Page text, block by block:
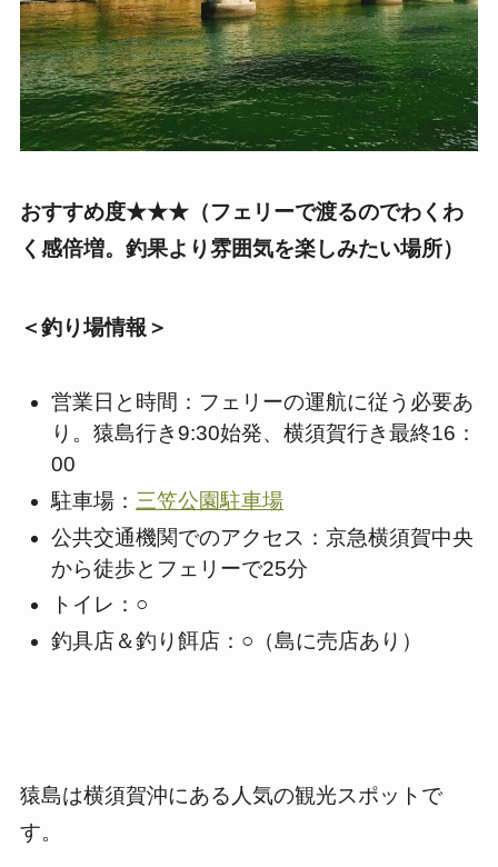
おすすめ度★★★（フェリーで渡るのでわくわ
く感倍増。釣果より雰囲気を楽しみたい場所）
＜釣り場情報＞
営業日と時間：フェリーの運航に従う必要あ
り。猿島行き9:30始発、横須賀行き最終16：
00
駐車場： 三笠公園駐車場
公共交通機関でのアクセス：京急横須賀中央
から徒歩とフェリーで25分
トイレ：○
釣具店＆釣り餌店：○（島に売店あり）
猿島は横須賀沖にある人気の観光スポットで
す。